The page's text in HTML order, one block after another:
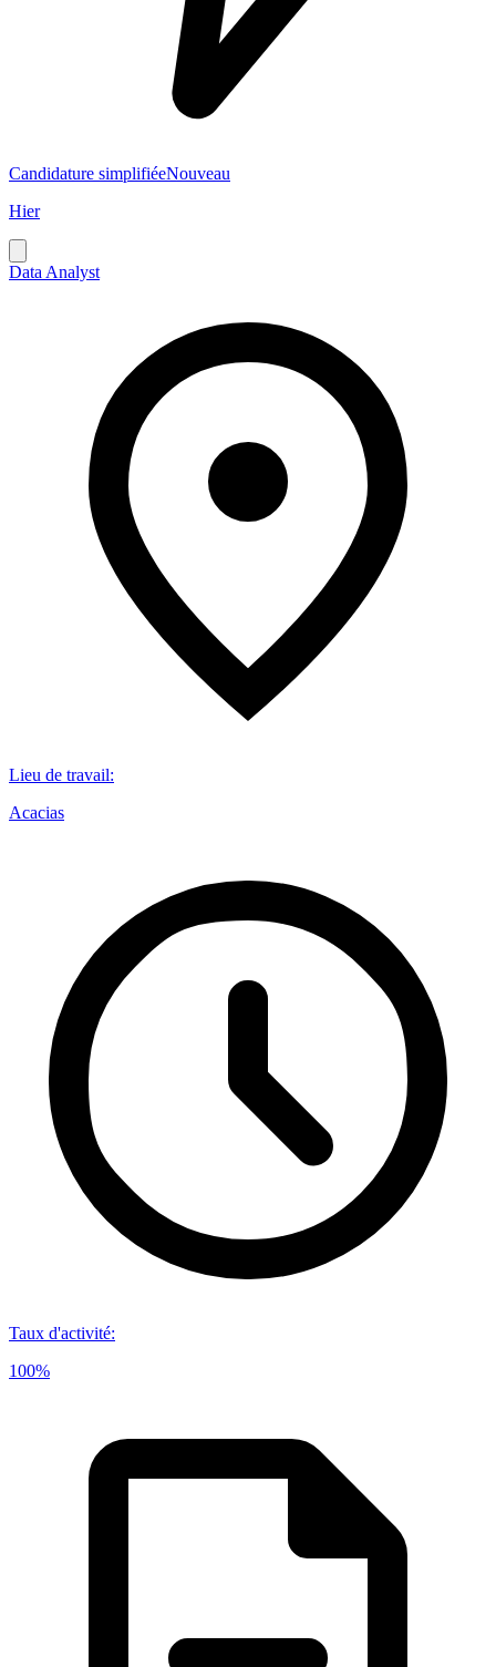
Candidature simplifiéeNouveau
Hier
Data Analyst
Lieu de travail:
Acacias
Taux d'activité:
100%